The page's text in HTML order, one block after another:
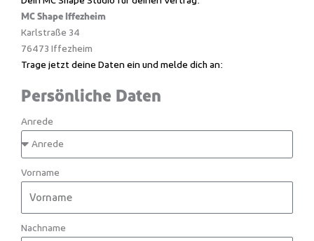
MC Shape Iffezheim
Karlstraße 34
76473 Iffezheim
Trage jetzt deine Daten ein und melde dich an:
Persönliche Daten
Anrede
Vorname
Nachname